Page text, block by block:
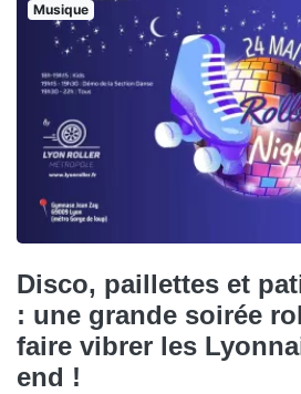
Musique
Disco, paillettes et
: une grande soirée
faire vibrer les
end !